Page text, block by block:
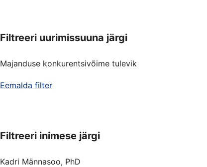
Filtreeri uurimissuuna järgi
Majanduse konkurentsivõime tulevik
Eemalda filter
Filtreeri inimese järgi
Kadri Männasoo, PhD